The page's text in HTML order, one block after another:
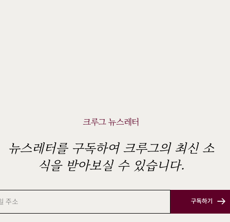
크루그 뉴스레터
뉴스레터를 구독하여 크루그의 최신 소
식을 받아보실 수 있습니다.
구독하기